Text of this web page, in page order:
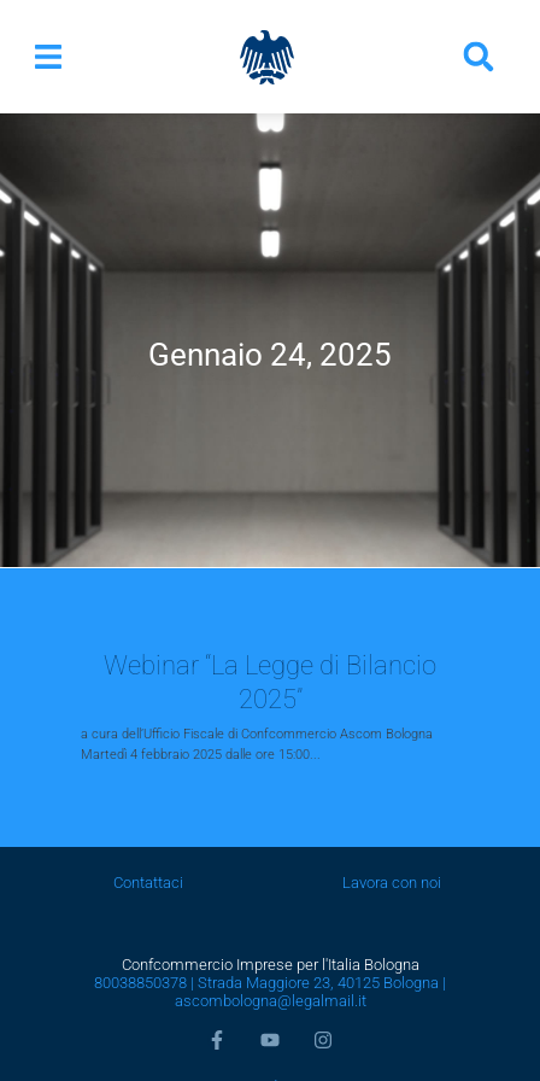
Gennaio 24, 2025
Webinar “La Legge di Bilancio
2025”
a cura dell’Ufficio Fiscale di Confcommercio Ascom Bologna
Martedì 4 febbraio 2025 dalle ore 15:00...
Contattaci Lavora con noi
Confcommercio Imprese per l'Italia Bologna
80038850378 | Strada Maggiore 23, 40125 Bologna |
ascombologna@legalmail.it